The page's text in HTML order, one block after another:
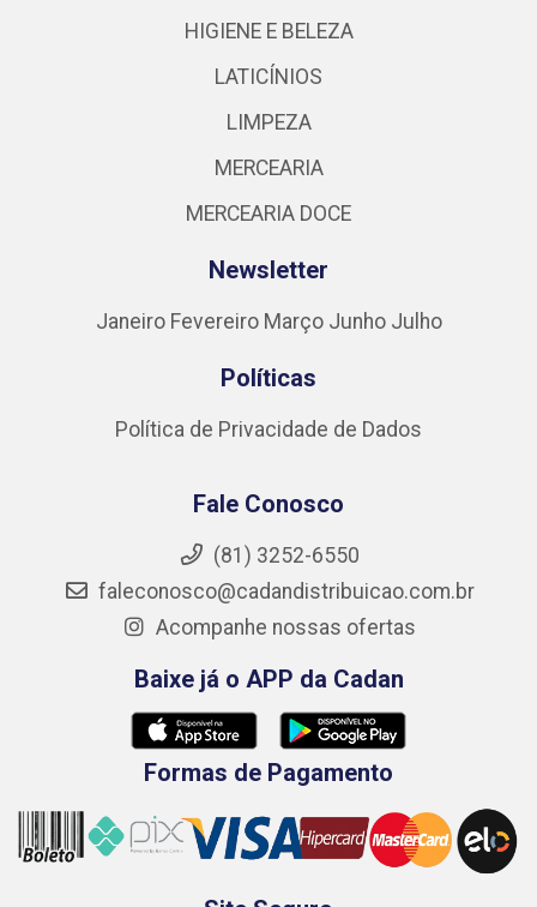
HIGIENE E BELEZA
LATICÍNIOS
LIMPEZA
MERCEARIA
MERCEARIA DOCE
Newsletter
Janeiro Fevereiro Março Junho Julho
Políticas
Política de Privacidade de Dados
Fale Conosco
(81) 3252-6550
faleconosco@cadandistribuicao.com.br
Acompanhe nossas ofertas
Baixe já o APP da Cadan
Formas de Pagamento